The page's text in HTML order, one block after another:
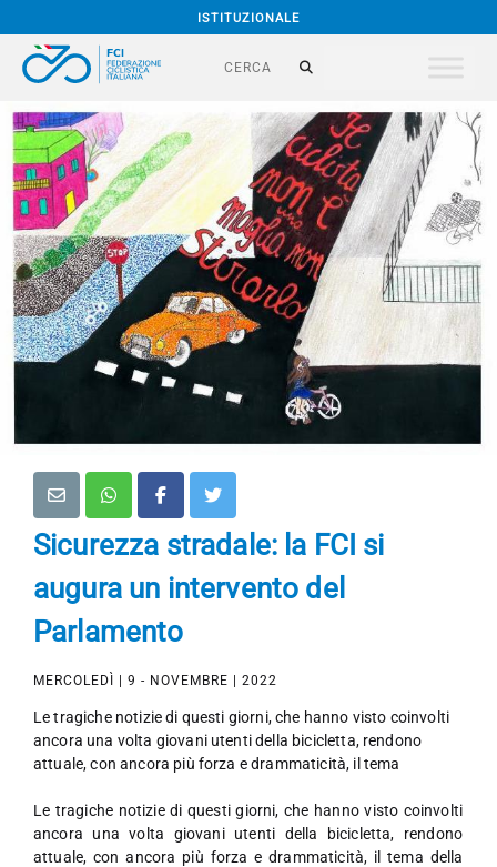
ISTITUZIONALE
Sicurezza stradale: la FCI si
augura un intervento del
Parlamento
MERCOLEDÌ | 9 - NOVEMBRE | 2022
Le tragiche notizie di questi giorni, che hanno visto coinvolti
ancora una volta giovani utenti della bicicletta, rendono
attuale, con ancora più forza e drammaticità, il tema
Le tragiche notizie di questi giorni, che hanno visto coinvolti
ancora una volta giovani utenti della bicicletta, rendono
attuale, con ancora più forza e drammaticità, il tema della